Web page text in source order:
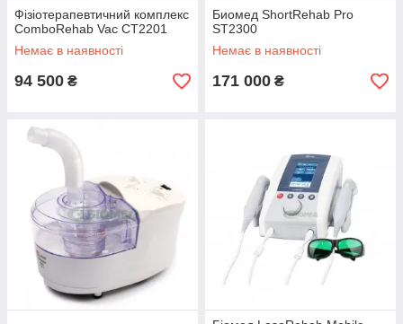
Фізіотерапевтичний комплекс
ComboRehab Vac CT2201
Немає в наявності
94 500 ₴
Биомед ShortRehab Pro
ST2300
Немає в наявності
171 000 ₴